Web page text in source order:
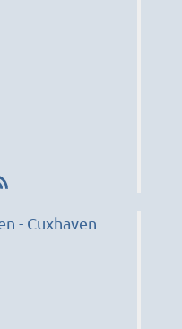
Bremerhaven - Cuxhaven